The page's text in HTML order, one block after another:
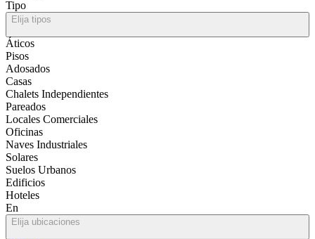
Tipo
Elija tipos
Áticos
Pisos
Adosados
Casas
Chalets Independientes
Pareados
Locales Comerciales
Oficinas
Naves Industriales
Solares
Suelos Urbanos
Edificios
Hoteles
En
Elija ubicaciones